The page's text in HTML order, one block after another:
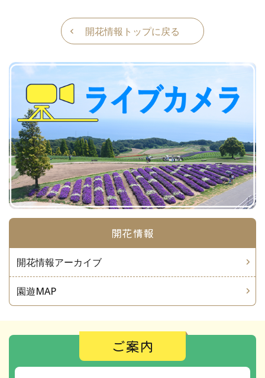
開花情報トップに戻る
開花情報
開花情報アーカイブ
園遊MAP
ご案内